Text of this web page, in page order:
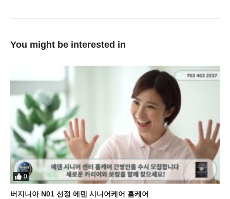
You might be interested in
0
버지니아 N01 선정 에덴 시니어케어 홈케어